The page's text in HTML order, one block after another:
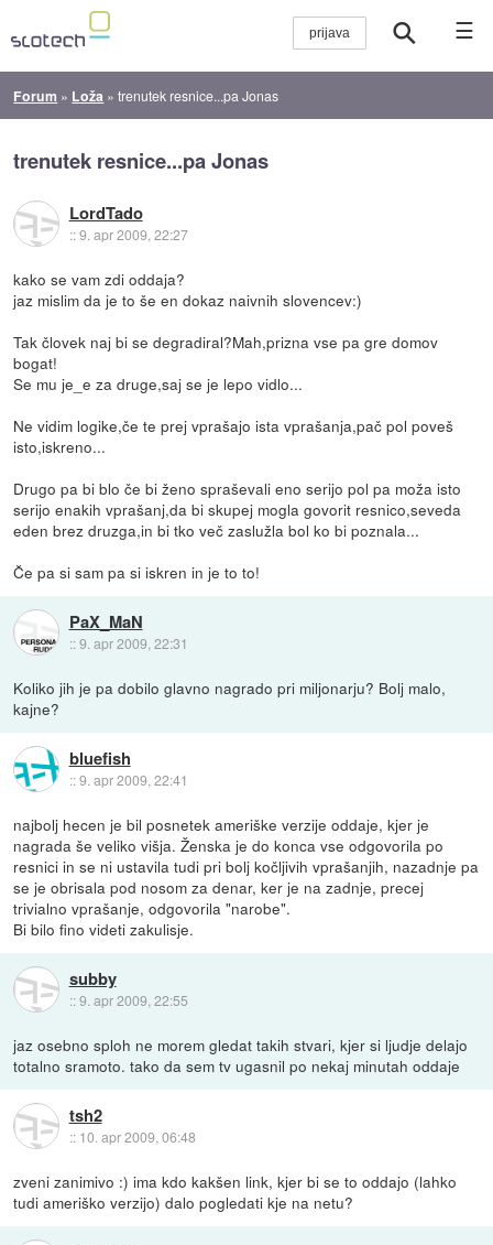
☰
Forum » Loža »trenutek resnice...pa Jonas
trenutek resnice...pa Jonas
LordTado
::9. apr 2009, 22:27
kako se vam zdi oddaja?
jaz mislim da je to še en dokaz naivnih slovencev:)
Tak človek naj bi se degradiral?Mah,prizna vse pa gre domov
bogat!
Se mu je_e za druge,saj se je lepo vidlo...
Ne vidim logike,če te prej vprašajo ista vprašanja,pač pol poveš
isto,iskreno...
Drugo pa bi blo če bi ženo spraševali eno serijo pol pa moža isto
serijo enakih vprašanj,da bi skupej mogla govorit resnico,seveda
eden brez druzga,in bi tko več zaslužla bol ko bi poznala...
Če pa si sam pa si iskren in je to to!
PaX_MaN
::9. apr 2009, 22:31
Koliko jih je pa dobilo glavno nagrado pri miljonarju? Bolj malo,
kajne?
bluefish
::9. apr 2009, 22:41
najbolj hecen je bil posnetek ameriške verzije oddaje, kjer je
nagrada še veliko višja. Ženska je do konca vse odgovorila po
resnici in se ni ustavila tudi pri bolj kočljivih vprašanjih, nazadnje pa
se je obrisala pod nosom za denar, ker je na zadnje, precej
trivialno vprašanje, odgovorila "narobe".
Bi bilo fino videti zakulisje.
subby
::9. apr 2009, 22:55
jaz osebno sploh ne morem gledat takih stvari, kjer si ljudje delajo
totalno sramoto. tako da sem tv ugasnil po nekaj minutah oddaje
tsh2
:: 10. apr 2009, 06:48
zveni zanimivo :) ima kdo kakšen link, kjer bi se to oddajo (lahko
tudi ameriško verzijo) dalo pogledati kje na netu?